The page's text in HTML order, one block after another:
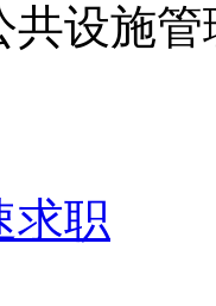
共设施管
求职